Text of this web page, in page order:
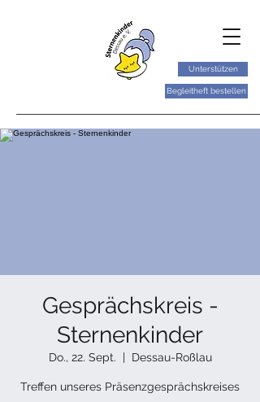
Unterstützen
Begleitheft bestellen
Gesprächskreis -
Sternenkinder
Do., 22. Sept.
  |
Dessau-Roßlau
Treffen unseres Präsenzgesprächskreises